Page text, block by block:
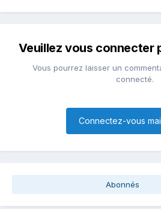
Veuillez vous connecter
Vous pourrez laisser un
connecté.
Connectez-vous
Abonnés